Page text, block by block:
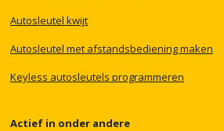
Autosleutel kwijt
Autosleutel met afstandsbedieningmaken
Keyless autosleutels programmeren
Actief in onder andere